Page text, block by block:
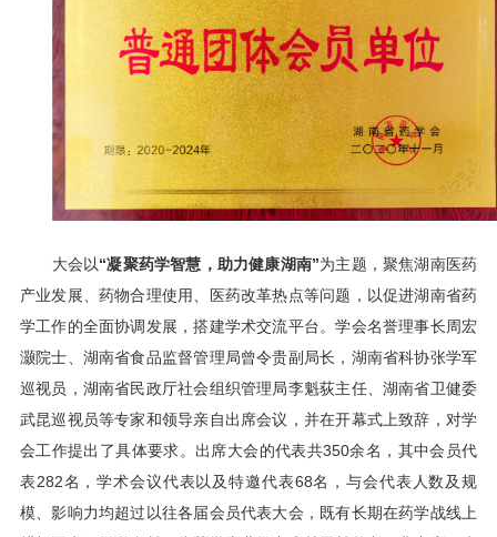
大会以“凝聚药学智慧，助力健康湖南”为主题，聚焦湖南医药
产业发展、药物合理使用、医药改革热点等问题，以促进湖南省药
学工作的全面协调发展，搭建学术交流平台。学会名誉理事长周宏
灏院士、湖南省食品监督管理局曾令贵副局长，湖南省科协张学军
巡视员，湖南省民政厅社会组织管理局李魁荻主任、湖南省卫健委
武昆巡视员等专家和领导亲自出席会议，并在开幕式上致辞，对学
会工作提出了具体要求。出席大会的代表共350余名，其中会员代
表282名，学术会议代表以及特邀代表68名，与会代表人数及规
模、影响力均超过以往各届会员代表大会，既有长期在药学战线上